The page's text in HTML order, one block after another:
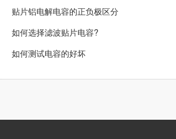
贴片铝电解电容的正负极区分
如何选择滤波贴片电容?
如何测试电容的好坏